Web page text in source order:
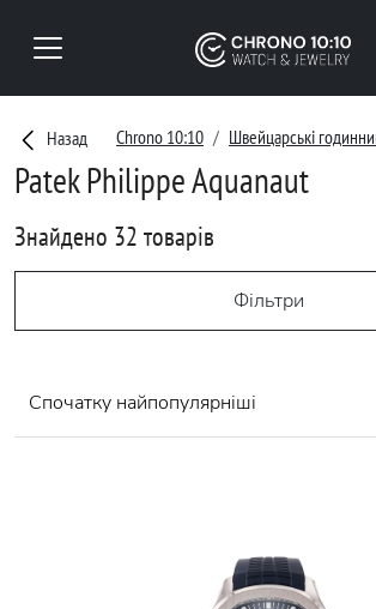
Назад Chrono 10:10 Швейцарські
Patek Philippe Aquanaut
Знайдено 32 товарів
Фільтри
Спочатку найпопулярніші